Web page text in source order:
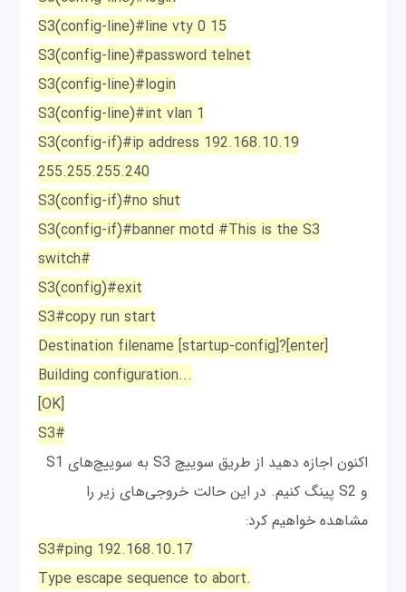
S3(config-line)#line vty 0 15
S3(config-line)#password telnet
S3(config-line)#login
S3(config-line)#int vlan 1
S3(config-if)#ip address 192.168.10.19
255.255.255.240
S3(config-if)#no shut
S3(config-if)#banner motd #This is the S3
switch#
S3(config)#exit
S3#copy run start
Destination filename [startup-config]?[enter]
Building configuration...
[OK]
S3#
اکنون اجازه دهید از طریق سوییچ S3 به سوییچ‌های S1
و S2 پینگ کنیم. در این حالت خروجی‌های زیر را
مشاهده خواهیم کرد:
S3#ping 192.168.10.17
Type escape sequence to abort.